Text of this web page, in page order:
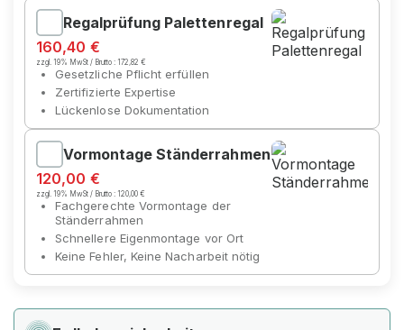
Regalprüfung Palettenregal
160,40 €
zzgl. 19% MwSt / Brutto :172,82 €
Gesetzliche Pflicht erfüllen
Zertifizierte Expertise
Lückenlose Dokumentation
Vormontage Ständerrahmen
120,00 €
zzgl. 19% MwSt / Brutto :120,00 €
Fachgerechte Vormontage der
Ständerrahmen
Schnellere Eigenmontage vor Ort
Keine Fehler, Keine Nacharbeit nötig